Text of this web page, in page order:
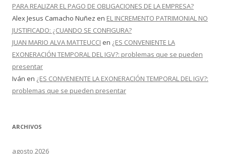
PARA REALIZAR EL PAGO DE OBLIGACIONES DE LA EMPRESA?
Alex Jesus Camacho Nuñez en EL INCREMENTO PATRIMONIAL NO
JUSTIFICADO: ¿CUANDO SE CONFIGURA?
JUAN MARIO ALVA MATTEUCCI en ¿ES CONVENIENTE LA
EXONERACIÓN TEMPORAL DEL IGV?: problemas que se pueden
presentar
Iván en ¿ES CONVENIENTE LA EXONERACIÓN TEMPORAL DEL IGV?:
problemas que se pueden presentar
ARCHIVOS
agosto 2026